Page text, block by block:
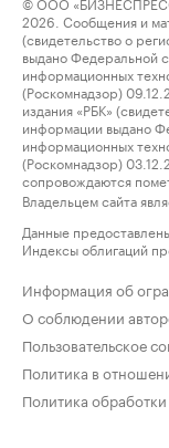
2026. Сообщения и
(свидетельство о
выдано Федеральной
информационных
(Роскомнадзор)
издания «РБК»
информации выдано
информационных
(Роскомнадзор)
сопровождаются
Владельцем сайта
Данные
Индексы облигаций
Информация об
О соблюдении
Пользовательское
Политика в
Политика